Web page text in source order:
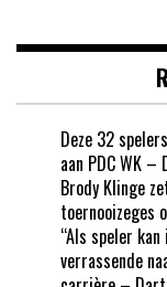
Deze 32
aan PDC WK
Brody Klinge
toernooizeges
“Als speler
verrassende